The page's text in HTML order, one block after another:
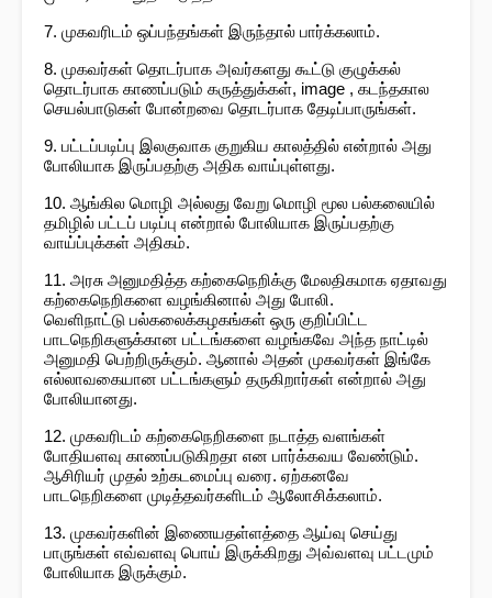
7. முகவரிடம் ஒப்பந்தங்கள் இருந்தால் பார்க்கலாம்.
8. முகவர்கள் தொடர்பாக அவர்களது கூட்டு குழுக்கல்
தொடர்பாக காணப்படும் கருத்துக்கள், image , கடந்தகால
செயல்பாடுகள் போன்றவை தொடர்பாக தேடிப்பாருங்கள்.
9. பட்டப்படிப்பு இலகுவாக குறுகிய காலத்தில் என்றால் அது
போலியாக இருப்பதற்கு அதிக வாய்புள்ளது.
10. ஆங்கில மொழி அல்லது வேறு மொழி மூல பல்கலையில்
தமிழில் பட்டப் படிப்பு என்றால் போலியாக இருப்பதற்கு
வாய்ப்புக்கள் அதிகம்.
11. அரசு அனுமதித்த கற்கைநெறிக்கு மேலதிகமாக ஏதாவது
கற்கைநெறிகளை வழங்கினால் அது போலி.
வெளிநாட்டு பல்கலைக்கழகங்கள் ஒரு குறிப்பிட்ட
பாடநெறிகளுக்கான பட்டங்களை வழங்கவே அந்த நாட்டில்
அனுமதி பெற்றிருக்கும். ஆனால் அதன் முகவர்கள் இங்கே
எல்லாவகையான பட்டங்களும் தருகிறார்கள் என்றால் அது
போலியானது.
12. முகவரிடம் கற்கைநெறிகளை நடாத்த வளங்கள்
போதியளவு காணப்படுகிறதா என பார்க்கவய வேண்டும்.
ஆசிரியர் முதல் உற்கடமைப்பு வரை. ஏற்கனவே
பாடநெறிகளை முடித்தவர்களிடம் ஆலோசிக்கலாம்.
13. முகவர்களின் இணையதள்ளத்தை ஆய்வு செய்து
பாருங்கள் எவ்வளவு பொய் இருக்கிறது அவ்வளவு பட்டமும்
போலியாக இருக்கும்.